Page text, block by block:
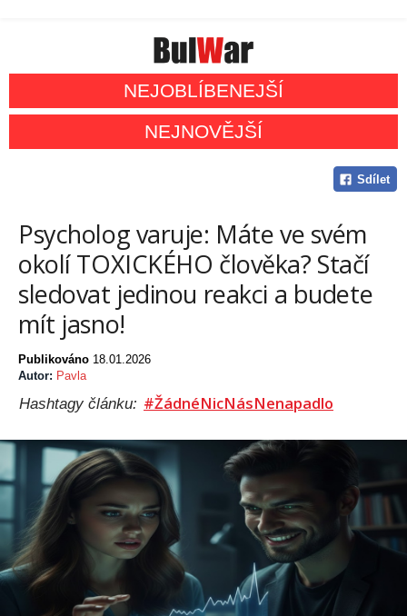
NEJOBLÍBENEJŠÍ
NEJNOVĚJŠÍ
Sdílet
Psycholog varuje: Máte ve svém
okolí TOXICKÉHO člověka? Stačí
sledovat jedinou reakci a budete
mít jasno!
Publikováno 18.01.2026
Autor: Pavla
Hashtagy článku: #ŽádnéNicNásNenapadlo